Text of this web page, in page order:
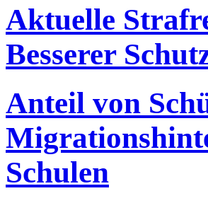
Aktuelle
Besserer
Anteil von
Schulen